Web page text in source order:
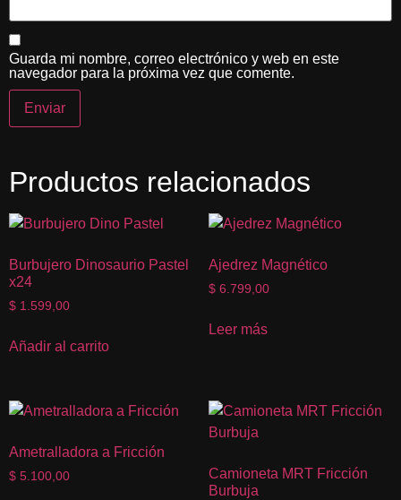
Guarda mi nombre, correo electrónico y web en este
navegador para la próxima vez que comente.
Productos relacionados
Burbujero Dinosaurio Pastel
x24
$ 1.599,00
Añadir al carrito
Ajedrez Magnético
$6.799,00
Leer más
Ametralladora a Fricción
$ 5.100,00
Camioneta MRT Fricción
Burbuja